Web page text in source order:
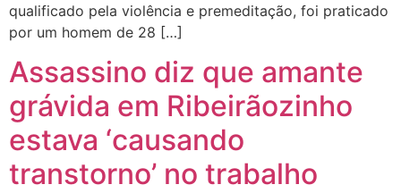
qualificado pela violência e premeditação, foi praticado
por um homem de 28 […]
Assassino diz que amante
grávida em Ribeirãozinho
estava ‘causando
transtorno’ no trabalho